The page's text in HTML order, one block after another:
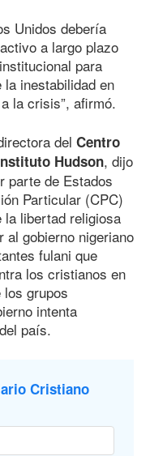
Unidos debería
a largo plazo
para
inestabilidad en
la crisis”, afirmó.
del Centro
Hudson, dijo
parte de Estados
Particular (CPC)
la libertad religiosa
al gobierno nigeriano
fulani que
los cristianos en
grupos
intenta
país.
Cristiano